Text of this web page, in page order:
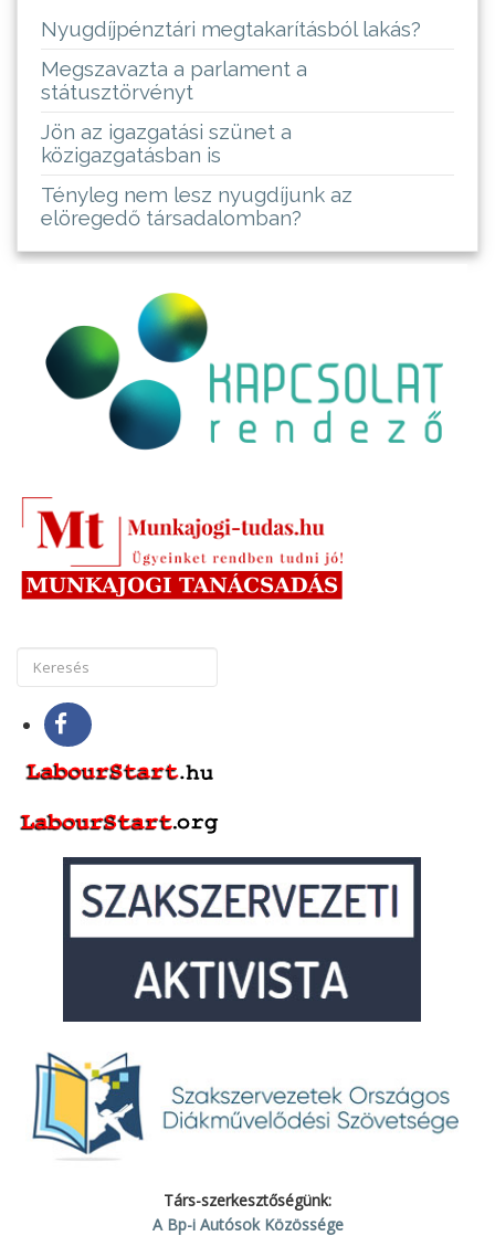
Nyugdíjpénztári megtakarításból lakás?
Megszavazta a parlament a
státusztörvényt
Jön az igazgatási szünet a
közigazgatásban is
Tényleg nem lesz nyugdíjunk az
elöregedő társadalomban?
Társ-szerkesztőségünk:
A Bp-i Autósok Közössége